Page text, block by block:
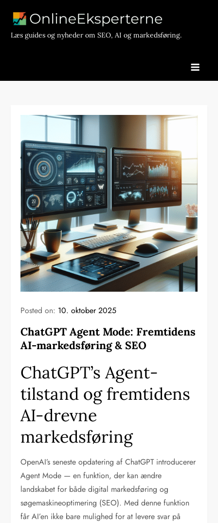
contentLæs guides og nyheder om SEO, AI og markedsføring.
Posted on: 10. oktober 2025
ChatGPT Agent Mode: Fremtidens
AI-markedsføring & SEO
ChatGPT’s Agent-
tilstand og fremtidens
AI-drevne
markedsføring
OpenAI’s seneste opdatering af ChatGPT introducerer
Agent Mode — en funktion, der kan ændre
landskabet for både digital markedsføring og
søgemaskineoptimering (SEO). Med denne funktion
får AI’en ikke bare mulighed for at levere svar på